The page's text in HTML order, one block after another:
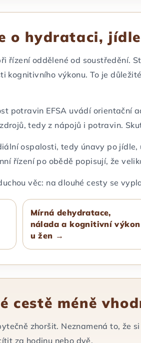
o hydrataci,
řízení oddělené od soustředění.
kognitivního výkonu. To je
potravin EFSA uvádí orientační
tedy z nápojů i potravin.
ospalosti, tedy únavy po
řízení po obědě popisují, že
věc: na dlouhé cesty se
Mírná dehydratace,
nálada a kognitivní výkon
u žen →
cestě méně
zhoršit. Neznamená to, že
za hodinu nebo dvě.